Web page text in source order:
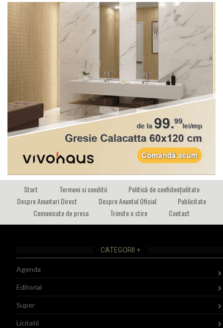
Start Termeni si conditii
Politică de confidențialitate
Despre Anunturi Direct
Despre Anuntul Oficial
Publicitate
Comunicate de presa
Trimite o stire Contact
CATEGORII +
Agenda
Editorial
Super
Licitatii